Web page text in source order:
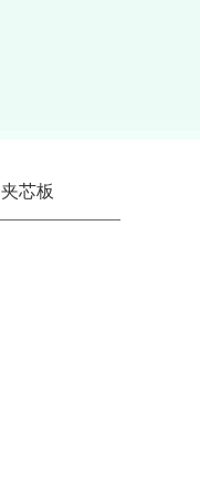
夹芯板